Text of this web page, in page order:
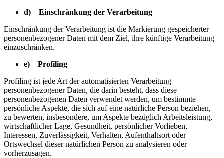
d) Einschränkung der Verarbeitung
Einschränkung der Verarbeitung ist die Markierung gespeicherter
personenbezogener Daten mit dem Ziel, ihre künftige Verarbeitung
einzuschränken.
e) Profiling
Profiling ist jede Art der automatisierten Verarbeitung
personenbezogener Daten, die darin besteht, dass diese
personenbezogenen Daten verwendet werden, um bestimmte
persönliche Aspekte, die sich auf eine natürliche Person beziehen,
zu bewerten, insbesondere, um Aspekte bezüglich Arbeitsleistung,
wirtschaftlicher Lage, Gesundheit, persönlicher Vorlieben,
Interessen, Zuverlässigkeit, Verhalten, Aufenthaltsort oder
Ortswechsel dieser natürlichen Person zu analysieren oder
vorherzusagen.